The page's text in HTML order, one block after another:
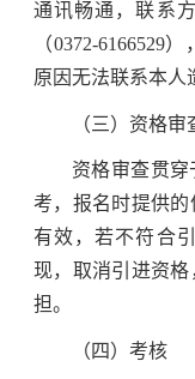
通讯畅通，联系
（0372-6166529
原因无法联系本人
（三）资格审
资格审查贯
考，报名时提供的
有效，若不符合
现，取消引进资
担。
（四）考核